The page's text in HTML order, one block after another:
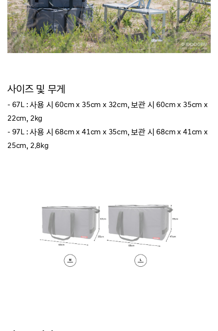
사이즈 및 무게
- 67L : 사용 시 60cm x 35cm x 32cm, 보관 시 60cm x 35cm x
22cm, 2kg
- 97L : 사용 시 68cm x 41cm x 35cm, 보관 시 68cm x 41cm x
25cm, 2.8kg